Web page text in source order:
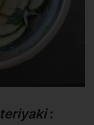
teriyaki: